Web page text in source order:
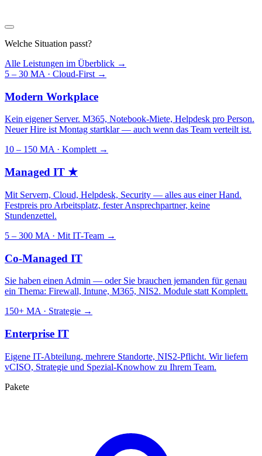
Welche Situation passt?
Alle Leistungen im Überblick →
5 – 30 MA · Cloud-First →
Modern Workplace
Kein eigener Server. M365, Notebook-Miete, Helpdesk pro Person.
Neuer Hire ist Montag startklar — auch wenn das Team verteilt ist.
10 – 150 MA · Komplett →
Managed IT ★
Mit Servern, Cloud, Helpdesk, Security — alles aus einer Hand.
Festpreis pro Arbeitsplatz, fester Ansprechpartner, keine
Stundenzettel.
5 – 300 MA · Mit IT-Team →
Co-Managed IT
Sie haben einen Admin — oder Sie brauchen jemanden für genau
ein Thema: Firewall, Intune, M365, NIS2. Module statt Komplett.
150+ MA · Strategie →
Enterprise IT
Eigene IT-Abteilung, mehrere Standorte, NIS2-Pflicht. Wir liefern
vCISO, Strategie und Spezial-Knowhow zu Ihrem Team.
Pakete